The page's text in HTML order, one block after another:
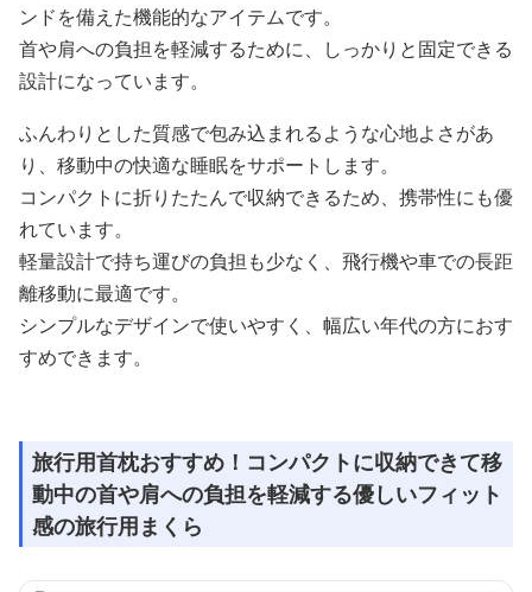
ンドを備えた機能的なアイテムです。
首や肩への負担を軽減するために、しっかりと固定できる
設計になっています。
ふんわりとした質感で包み込まれるような心地よさがあ
り、移動中の快適な睡眠をサポートします。
コンパクトに折りたたんで収納できるため、携帯性にも優
れています。
軽量設計で持ち運びの負担も少なく、飛行機や車での長距
離移動に最適です。
シンプルなデザインで使いやすく、幅広い年代の方におす
すめできます。
旅行用首枕おすすめ！コンパクトに収納できて移
動中の首や肩への負担を軽減する優しいフィット
感の旅行用まくら